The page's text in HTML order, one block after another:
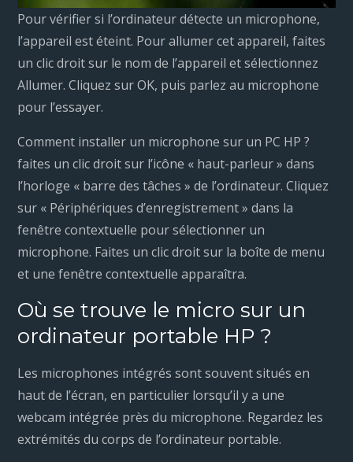
Pour vérifier si l’ordinateur détecte un microphone,
l’appareil est éteint. Pour allumer cet appareil, faites
un clic droit sur le nom de l’appareil et sélectionnez
Allumer. Cliquez sur OK, puis parlez au microphone
pour l’essayer.
Comment installer un microphone sur un PC HP ?
faites un clic droit sur l’icône « haut-parleur » dans
l’horloge « barre des tâches » de l’ordinateur. Cliquez
sur « Périphériques d’enregistrement » dans la
fenêtre contextuelle pour sélectionner un
microphone. Faites un clic droit sur la boîte de menu
et une fenêtre contextuelle apparaîtra.
Où se trouve le micro sur un
ordinateur portable HP ?
Les microphones intégrés sont souvent situés en
haut de l’écran, en particulier lorsqu’il y a une
webcam intégrée près du microphone. Regardez les
extrémités du corps de l’ordinateur portable.